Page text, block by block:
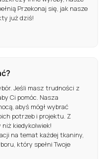
Przekonaj się, jak nasze
już dziś!
Jeśli masz trudności z
Ci pomóc. Nasza
abyś mógł wybrać
potrzeb i projektu. Z
kiedykolwiek!
na temat każdej tkaniny,
który spełni Twoje